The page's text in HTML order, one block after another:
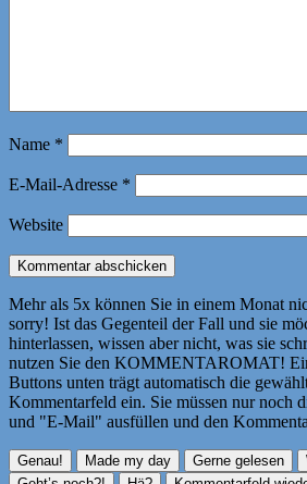
Name *
E-Mail-Adresse *
Website
Mehr als 5x können Sie in einem Monat
sorry! Ist das Gegenteil der Fall und sie
hinterlassen, wissen aber nicht, was sie
nutzen Sie den KOMMENTAROMAT!
Buttons unten trägt automatisch die
Kommentarfeld ein. Sie müssen nur noch
und "E-Mail" ausfüllen und den